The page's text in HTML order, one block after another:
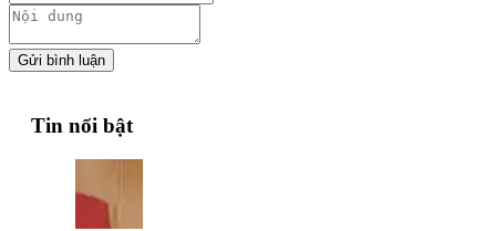
Gửi bình luận
Tin nổi bật